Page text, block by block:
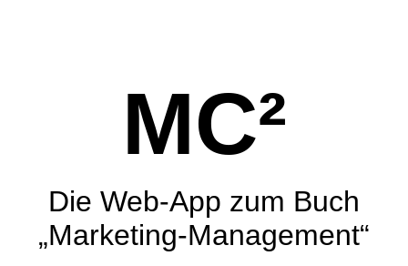
MC²
Die Web-App zum Buch
„Marketing-Management“